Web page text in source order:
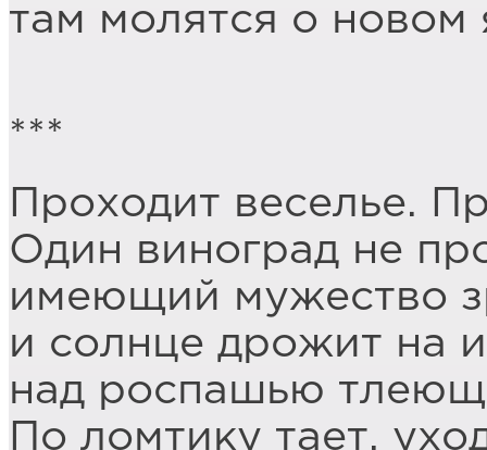
там молятся о новом
***
Проходит веселье.
Один виноград не
имеющий мужество
и солнце дрожит на
над роспашью
По ломтику тает,